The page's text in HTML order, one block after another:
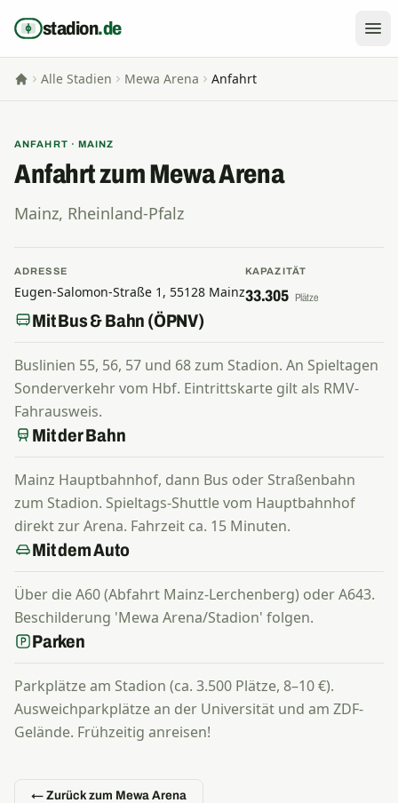
stadion.de
Startseite
Alle Stadien Mewa Arena Anfahrt
ANFAHRT · MAINZ
Anfahrt zum Mewa Arena
Mainz, Rheinland-Pfalz
ADRESSE
Eugen-Salomon-Straße 1, 55128 Mainz
KAPAZITÄT
33.305 Plätze
Mit Bus & Bahn (ÖPNV)
Buslinien 55, 56, 57 und 68 zum Stadion. An Spieltagen
Sonderverkehr vom Hbf. Eintrittskarte gilt als RMV-
Fahrausweis.
Mit der Bahn
Mainz Hauptbahnhof, dann Bus oder Straßenbahn
zum Stadion. Spieltags-Shuttle vom Hauptbahnhof
direkt zur Arena. Fahrzeit ca. 15 Minuten.
Mit dem Auto
Über die A60 (Abfahrt Mainz-Lerchenberg) oder A643.
Beschilderung 'Mewa Arena/Stadion' folgen.
Parken
Parkplätze am Stadion (ca. 3.500 Plätze, 8–10 €).
Ausweichparkplätze an der Universität und am ZDF-
Gelände. Frühzeitig anreisen!
← Zurück zum Mewa Arena